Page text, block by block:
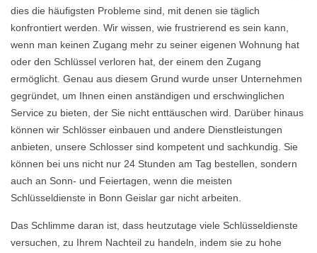
dies die häufigsten Probleme sind, mit denen sie täglich
konfrontiert werden. Wir wissen, wie frustrierend es sein kann,
wenn man keinen Zugang mehr zu seiner eigenen Wohnung hat
oder den Schlüssel verloren hat, der einem den Zugang
ermöglicht. Genau aus diesem Grund wurde unser Unternehmen
gegründet, um Ihnen einen anständigen und erschwinglichen
Service zu bieten, der Sie nicht enttäuschen wird. Darüber hinaus
können wir Schlösser einbauen und andere Dienstleistungen
anbieten, unsere Schlosser sind kompetent und sachkundig. Sie
können bei uns nicht nur 24 Stunden am Tag bestellen, sondern
auch an Sonn- und Feiertagen, wenn die meisten
Schlüsseldienste in Bonn Geislar gar nicht arbeiten.
Das Schlimme daran ist, dass heutzutage viele Schlüsseldienste
versuchen, zu Ihrem Nachteil zu handeln, indem sie zu hohe